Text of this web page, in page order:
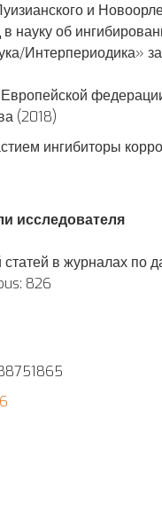
и
науку об
Интерпериодика»
(2018)
ингибиторы
исследователя
статей в журналах по
826